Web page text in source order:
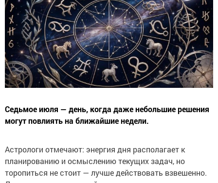
Седьмое июля — день, когда даже небольшие решения
могут повлиять на ближайшие недели.
Астрологи отмечают: энергия дня располагает к
планированию и осмыслению текущих задач, но
торопиться не стоит — лучше действовать взвешенно.